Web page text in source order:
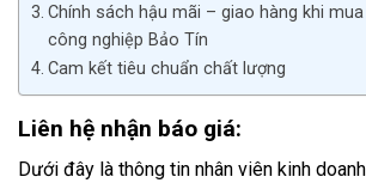
Chính sách hậu mãi – giao hàng khi
công nghiệp Bảo Tín
Cam kết tiêu chuẩn chất lượng
Liên hệ nhận báo giá:
Dưới đây là thông tin nhân viên kinh